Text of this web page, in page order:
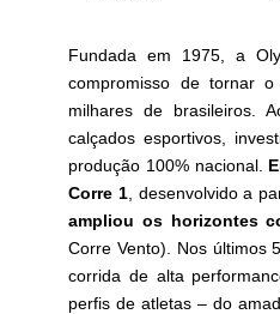
Fundada em 1975, a
compromisso de tornar
milhares de brasileiros.
calçados esportivos,
produção 100% nacional.
Corre 1 , desenvolvido a
ampliou os horizontes
Corre Vento). Nos últimos
corrida de alta
perfis de atletas – do